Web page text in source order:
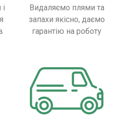
Видаляємо плями та
запахи якісно, ​​даємо
гарантію на роботу